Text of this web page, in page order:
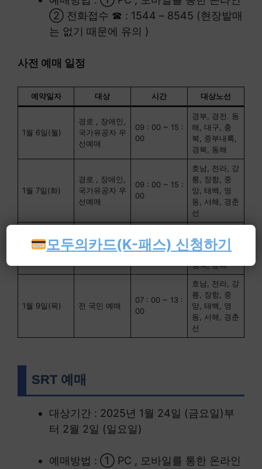
② 전화접수 ☎ : 1544 – 8545 (현장발매
는 없기 때문에 유의 )
사전 예매 일정
예약일자 대상 시간 대상노선
1월 6일(월)
경로 , 장애인,
국가유공자 우
선예매
09 : 00 ~ 15 :
00
경부, 경전. 동
해, 대구, 충
북, 중부내륙,
경북, 동해
1월 7일(화)
경로 , 장애인,
국가유공자 우
선예매
09 : 00 ~ 15 :
00
호남, 전라, 강
릉, 장항, 중
앙, 태백, 영
동, 서해, 경춘
선
1월 8일(수) 전 국민 예매
07 : 00 ~ 13 :
00
해, 대구, 충
북, 중부내륙,
경북, 동해
1월 9일(목) 전 국민 예매
07 : 00 ~ 13 :
00
호남, 전라, 강
릉, 장항, 중
앙, 태백, 영
동, 서해, 경춘
선
SRT 예매
대상기간 : 2025년 1월 24일 (금요일)부
터 2월 2일 (일요일)
예매방법 : ① PC , 모바일를 통한 온라인
모두의카드(K-패스) 신청하기